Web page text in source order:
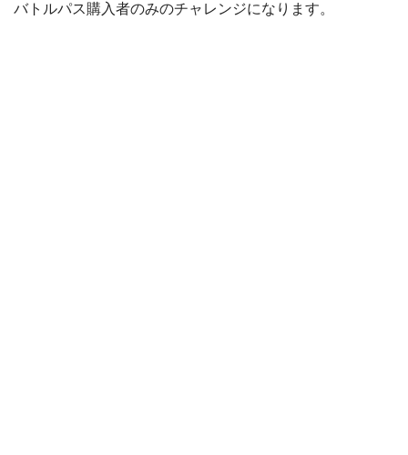
バトルパス購入者のみのチャレンジになります。